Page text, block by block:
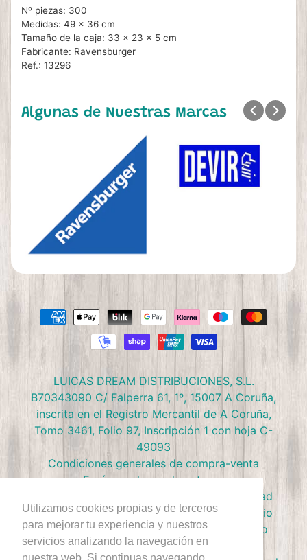
Utilizamos cookies propias y de terceros
para mejorar tu experiencia y nuestros
servicios analizando la navegación en
Nº piezas: 300
Medidas: 49 x 36 cm
Tamaño de la caja: 33 x 23 x 5 cm
Fabricante: Ravensburger
Ref.: 13296
Algunas de Nuestras Marcas
LUICAS DREAM DISTRIBUCIONES, S.L.
B70343090 C/ Falperra 61, 1º, 15007 A Coruña,
inscrita en el Registro Mercantil de A Coruña,
Tomo 3461, Folio 97, Inscripción 1 con hoja C-
49093
Condiciones generales de compra-venta
Envíos y plazos de entrega
Política de privacidad
Política de devolución
Términos de Servicio
Política de Cookies
Política de reembolso
Condiciones Club Doctor Panush